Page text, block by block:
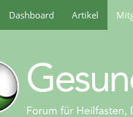
Dashboard Artikel